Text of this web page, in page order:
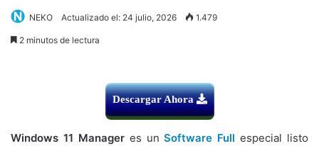
NEKO Actualizado el: 24 julio, 2026 1.479
2 minutos de lectura
Descargar Ahora
Windows 11 Manageres unSoftware Full especial listo